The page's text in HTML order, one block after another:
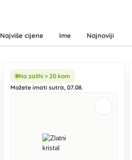
Najviše cijene Ime Najnoviji
Na zalihi > 20 kom
Možete imati sutra, 07.08.